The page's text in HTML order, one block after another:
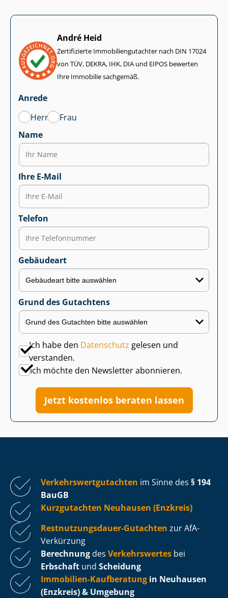
André Heid
Zertifizierte Im­mo­bi­li­en­gut­ach­ter nach DIN 17024
von TÜV, DEKRA, IHK, DIA und EIPOS bewerten
Ihre Immobilie sachgemäß.
Anrede
Herr
Frau
Name
Ihre E-Mail
Telefon
Gebäudeart
Grund des Gutachtens
Ich habe den Datenschutz gelesen und
verstanden.
Ich möchte den Newsletter abonnieren.
Jetzt kostenlos beraten lassen
Ver­kehrs­wert­gut­ach­ten im Sinne des § 194
BauGB
Kurzgutachten Neuhausen (Enzkreis)
Rest­nut­zungs­dau­er-Gutachten zur AfA-
Verkürzung
Berechnung des Verkehrswertes bei
Erbschaft und Scheidung
Immobilien-Kaufberatung in Neuhausen
(Enzkreis) & Umgebung